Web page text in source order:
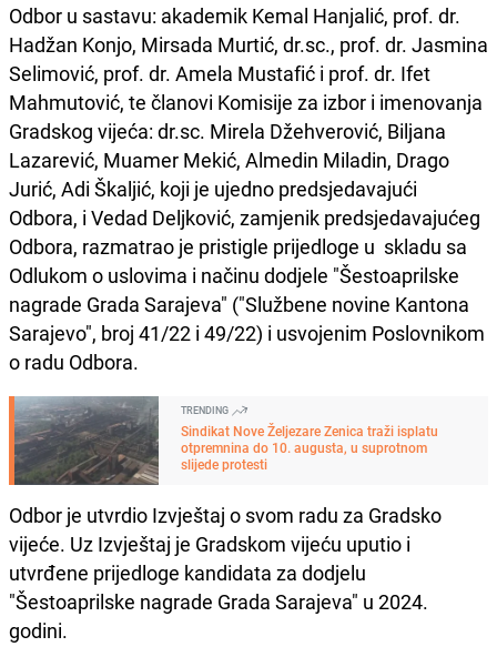
Odbor u sastavu: akademik Kemal Hanjalić, prof. dr.
Hadžan Konjo, Mirsada Murtić, dr.sc., prof. dr. Jasmina
Selimović, prof. dr. Amela Mustafić i prof. dr. Ifet
Mahmutović, te članovi Komisije za izbor i imenovanja
Gradskog vijeća: dr.sc. Mirela Džehverović, Biljana
Lazarević, Muamer Mekić, Almedin Miladin, Drago
Jurić, Adi Škaljić, koji je ujedno predsjedavajući
Odbora, i Vedad Deljković, zamjenik predsjedavajućeg
Odbora, razmatrao je pristigle prijedloge u skladu sa
Odlukom o uslovima i načinu dodjele "Šestoaprilske
nagrade Grada Sarajeva" ("Službene novine Kantona
Sarajevo", broj 41/22 i 49/22) i usvojenim Poslovnikom
o radu Odbora.
TRENDING
Sindikat Nove Željezare Zenica traži isplatu
otpremnina do 10. augusta, u suprotnom
slijede protesti
Odbor je utvrdio Izvještaj o svom radu za Gradsko
vijeće. Uz Izvještaj je Gradskom vijeću uputio i
utvrđene prijedloge kandidata za dodjelu
"Šestoaprilske nagrade Grada Sarajeva" u 2024.
godini.